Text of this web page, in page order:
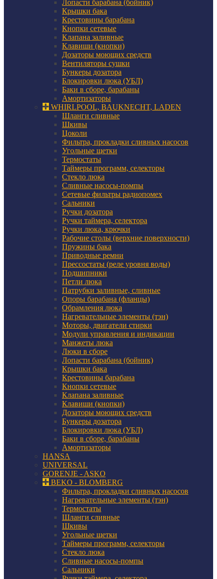
Лопасти барабана (бойник)
Крышки бака
Крестовины барабана
Кнопки сетевые
Клапана заливные
Клавиши (кнопки)
Дозаторы моющих средств
Вентиляторы сушки
Бункеры дозатора
Блокировки люка (УБЛ)
Баки в сборе, барабаны
Амортизаторы
WHIRLPOOL, BAUKNECHT, LADEN
Шланги сливные
Шкивы
Цоколи
Фильтра, прокладки сливных насосов
Угольные щетки
Термостаты
Таймеры программ, селекторы
Стекло люка
Сливные насосы-помпы
Сетевые фильтры радиопомех
Сальники
Ручки дозатора
Ручки таймера, селектора
Ручки люка, крючки
Рабочие столы (верхние поверхности)
Пружины бака
Приводные ремни
Прессостаты (реле уровня воды)
Подшипники
Петли люка
Патрубки заливные, сливные
Опоры барабана (фланцы)
Обрамления люка
Нагревательные элементы (тэн)
Моторы, двигатели стирки
Модули управления и индикации
Манжеты люка
Люки в сборе
Лопасти барабана (бойник)
Крышки бака
Крестовины барабана
Кнопки сетевые
Клапана заливные
Клавиши (кнопки)
Дозаторы моющих средств
Бункеры дозатора
Блокировки люка (УБЛ)
Баки в сборе, барабаны
Амортизаторы
HANSA
UNIVERSAL
GORENJE - ASKO
BEKO - BLOMBERG
Фильтра, прокладки сливных насосов
Нагревательные элементы (тэн)
Термостаты
Шланги сливные
Шкивы
Угольные щетки
Таймеры программ, селекторы
Стекло люка
Сливные насосы-помпы
Сальники